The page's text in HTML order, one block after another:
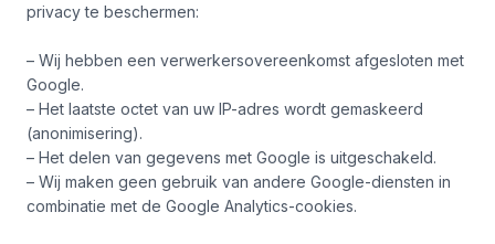
privacy te beschermen:
– Wij hebben een verwerkersovereenkomst afgesloten met
Google.
– Het laatste octet van uw IP-adres wordt gemaskeerd
(anonimisering).
– Het delen van gegevens met Google is uitgeschakeld.
– Wij maken geen gebruik van andere Google-diensten in
combinatie met de Google Analytics-cookies.